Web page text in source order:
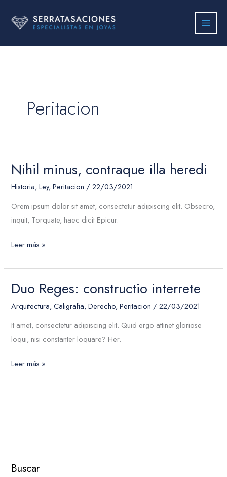
Peritacion
Nihil minus, contraque illa heredi
Historia,Ley,Peritacion /22/03/2021
Orem ipsum dolor sit amet, consectetur adipiscing elit. Obsecro,
inquit, Torquate, haec dicit Epicur.
Nihil
contraque
illa
heredi
Leer más »
Duo Reges: constructio interrete
Arquitectura,Caligrafia,Derecho,Peritacion /22/03/2021
It amet, consectetur adipiscing elit. Quid ergo attinet gloriose
loqui, nisi constanter loquare? Her.
Duo
constructio
interrete
Leer más »
Buscar